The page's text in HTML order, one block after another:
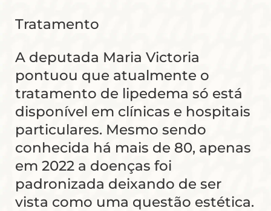
Tratamento
A deputada Maria Victoria
pontuou que atualmente o
tratamento de lipedema só está
disponível em clínicas e hospitais
particulares. Mesmo sendo
conhecida há mais de 80, apenas
em 2022 a doenças foi
padronizada deixando de ser
vista como uma questão estética.